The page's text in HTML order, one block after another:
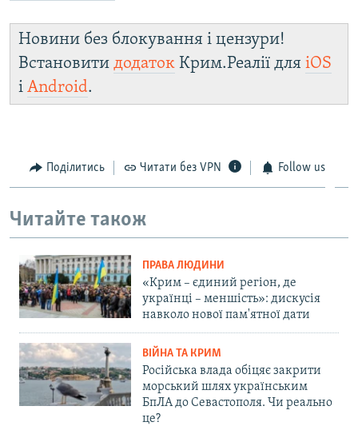
Новини без блокування і цензури!
Встановити додаток Крим.Реалії для iOS
і Android.
Поділитись Читати без VPN Follow us
Читайте також
ПРАВА ЛЮДИНИ
«Крим – єдиний регіон, де
українці – меншість»: дискусія
навколо нової пам'ятної дати
ВІЙНА ТА КРИМ
Російська влада обіцяє закрити
морський шлях українським
БпЛА до Севастополя. Чи реально
це?